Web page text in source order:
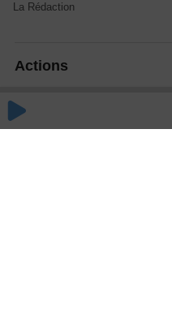
La Rédaction
Actions